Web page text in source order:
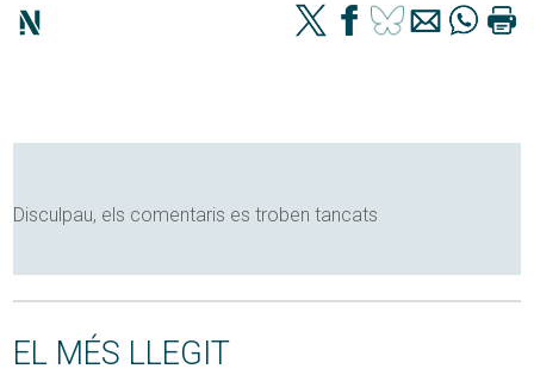
Disculpau, els comentaris es troben tancats
EL MÉS LLEGIT